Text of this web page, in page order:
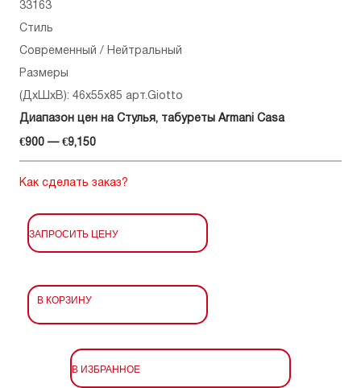
33163
Стиль
Современный / Нейтральный
Размеры
(ДхШхВ): 46x55x85 арт.Giotto
Диапазон цен на Стулья, табуреты Armani Casa
€900 — €9,150
Как сделать заказ?
ЗАПРОСИТЬ ЦЕНУ
В КОРЗИНУ
В ИЗБРАННОЕ